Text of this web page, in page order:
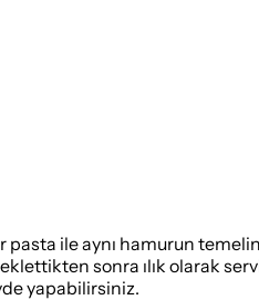
ile aynı hamurun
sonra ılık olarak
yapabilirsiniz.